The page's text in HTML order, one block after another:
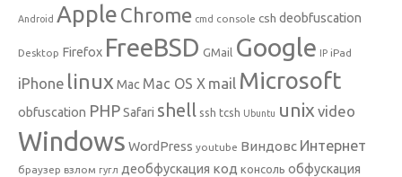
Android Apple Chrome cmd console csh deobfuscation
Desktop Firefox FreeBSD GMail Google IP iPad
iPhone linux Mac Mac OS X mail Microsoft
obfuscation PHPSafari shell ssh tcsh Ubuntu unix video
Windows WordPress youtube Виндовс Интернет
браузер взлом гугл деобфускация код консоль обфускация